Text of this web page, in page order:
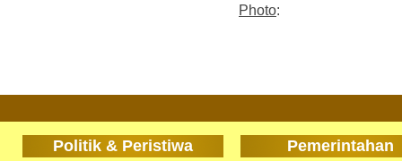
Photo:
Politik & Peristiwa Pemerintahan